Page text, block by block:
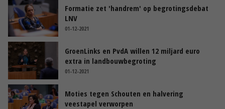
Formatie zet 'handrem' op begrotingsdebat
LNV
01-12-2021
GroenLinks en PvdA willen 12 miljard euro
extra in landbouwbegroting
01-12-2021
Moties tegen Schouten en halvering
veestapel verworpen